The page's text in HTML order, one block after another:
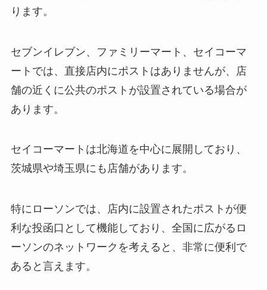
ります。
セブンイレブン、ファミリーマート、セイコーマ
ートでは、直接店内にポストはありませんが、店
舗の近くに公共のポストが設置されている場合が
あります。
セイコーマートは北海道を中心に展開しており、
茨城県や埼玉県にも店舗があります。
特にローソンでは、店内に設置されたポストが便
利な投函口として機能しており、全国に広がるロ
ーソンのネットワークを考えると、非常に便利で
あると言えます。